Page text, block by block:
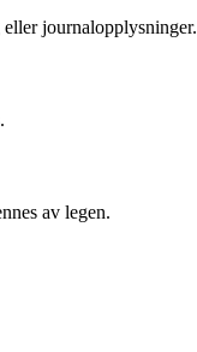
journalopplysninger.
av legen.